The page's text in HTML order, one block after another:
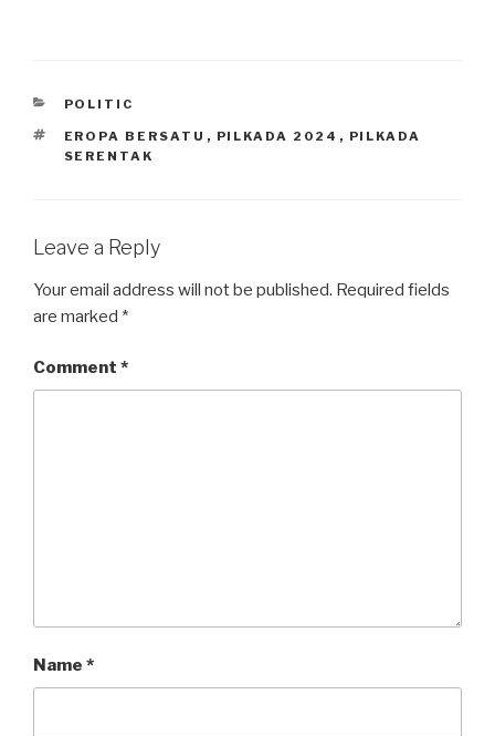
CATEGORIES
POLITIC
TAGS
EROPA BERSATU , PILKADA 2024 , PILKADA
SERENTAK
Leave a Reply
Your email address will not be published. Required fields
are marked *
Comment *
Name *